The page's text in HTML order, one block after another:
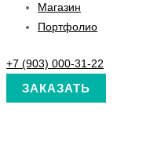
Магазин
Портфолио
+7 (903) 000-31-22
ЗАКАЗАТЬ